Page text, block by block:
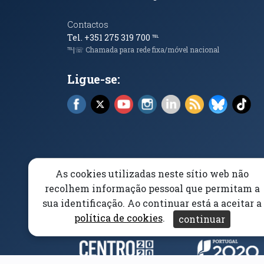
Contactos
Tel. +351 275 319 700 ℡
℡|☏ Chamada para rede fixa/móvel nacional
Ligue-se:
Facebook (abre em nova janela)
X (abre em nova janela)
YouTube (abre em nova janela)
Instagram (abre em nova
LinkedIn (abre em
RSS (abre em
Bluesky
Acessibilidade Aviso/Privacidade Proteção
Parceiros e(abre em nova janela)
As cookies utilizadas neste sítio web não
recolhem informação pessoal que permitam a
sua identificação. Ao continuar está a aceitar a
política de cookies. continuar